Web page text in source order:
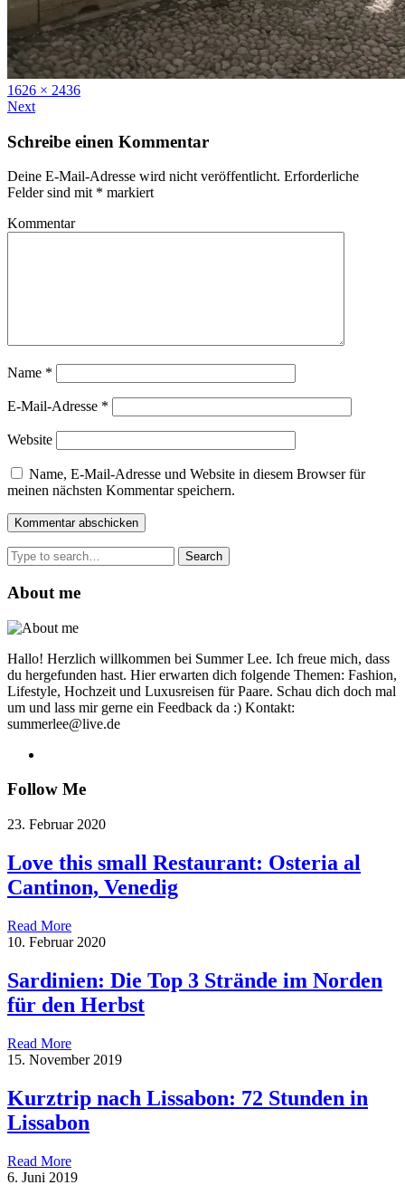
Full
size
1626 × 2436
Next
Schreibe einen Kommentar
Deine E-Mail-Adresse wird nicht veröffentlicht. Erforderliche
Felder sind mit * markiert
Kommentar
Name *
E-Mail-Adresse *
Website
Name, E-Mail-Adresse und Website in diesem Browser für
meinen nächsten Kommentar speichern.
Search
for:
About me
Hallo! Herzlich willkommen bei Summer Lee. Ich freue mich, dass
du hergefunden hast. Hier erwarten dich folgende Themen: Fashion,
Lifestyle, Hochzeit und Luxusreisen für Paare. Schau dich doch mal
um und lass mir gerne ein Feedback da :) Kontakt:
summerlee@live.de
Follow Me
23. Februar 2020
Love this small Restaurant: Osteria al
Cantinon, Venedig
Read More
10. Februar 2020
Sardinien: Die Top 3 Strände im Norden
für den Herbst
Read More
15. November 2019
Kurztrip nach Lissabon: 72 Stunden in
Lissabon
Read More
6. Juni 2019